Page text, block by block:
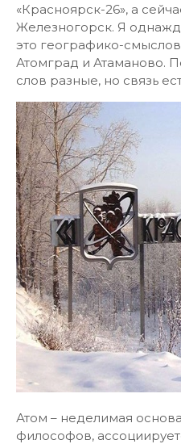
«Красноярск-26», а
Железногорск. Я
это географико-
Атомград и Атаманово.
слов разные, но связь
Атом – неделимая
философов,